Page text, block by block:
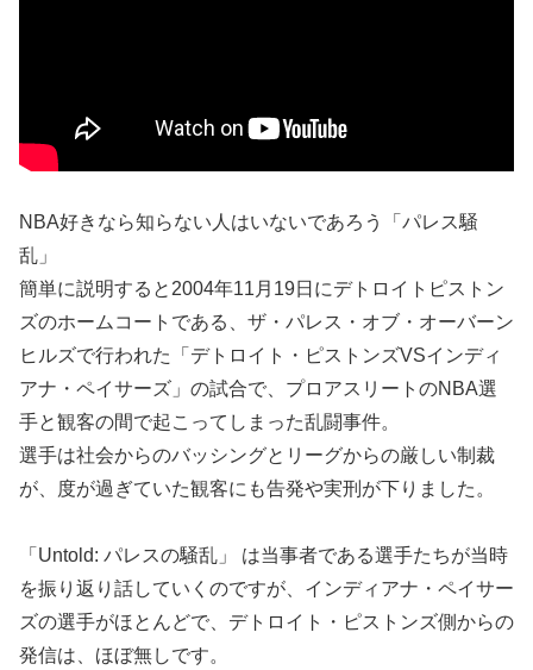
NBA好きなら知らない人はいないであろう「パレス騒
乱」
簡単に説明すると2004年11月19日にデトロイトピストン
ズのホームコートである、ザ・パレス・オブ・オーバーン
ヒルズで行われた「デトロイト・ピストンズVSインディ
アナ・ペイサーズ」の試合で、プロアスリートのNBA選
手と観客の間で起こってしまった乱闘事件。
選手は社会からのバッシングとリーグからの厳しい制裁
が、度が過ぎていた観客にも告発や実刑が下りました。
「Untold: パレスの騒乱」 は当事者である選手たちが当時
を振り返り話していくのですが、インディアナ・ペイサー
ズの選手がほとんどで、デトロイト・ピストンズ側からの
発信は、ほぼ無しです。